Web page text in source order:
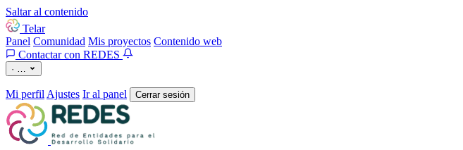
Saltar al contenido
Telar
Panel Comunidad Mis proyectos Contenido web
Contactar con REDES
· …
Mi perfil Ajustes Ir al panel Cerrar sesión